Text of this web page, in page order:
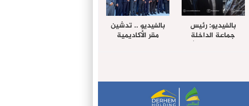
بالفيديو: رئيس
جماعة الداخلة
الراغب حرمة الله
الامريكية
بالفيديو .. تدشين
مقر الأكاديمية